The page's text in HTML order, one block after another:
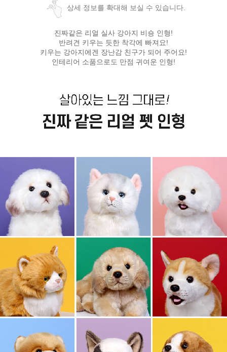
상세 정보를 확대해 보실 수 있습니다.
진짜같은 리얼 실사 강아지 비숑 인형!
반려견 키우는 듯한 착각에 빠져요!
키우는 강아지에겐 장난감 친구가 되어 주어요!
인테리어 소품으로도 만점 귀여운 인형!